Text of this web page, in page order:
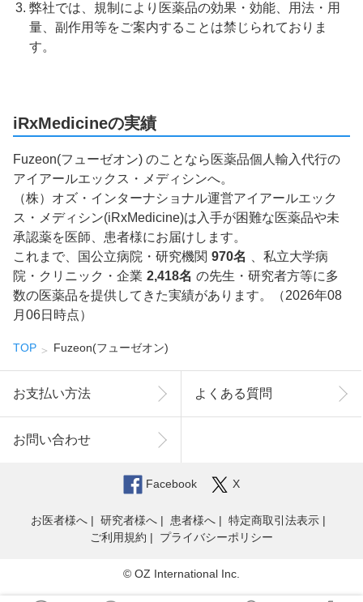
弊社では、規制により医薬品の効果・効能、用法・用
量、副作用等をご案内することは禁じられておりま
す。
iRxMedicineの実績
Fuzeon(フューゼオン) のことなら医薬品個人輸入代行の
アイアールエックス・メディシンへ。
（株）オズ・インターナショナル運営アイアールエック
ス・メディシン(iRxMedicine)は入手が困難な医薬品や未
承認薬を医師、患者様にお届けします。
これまで、国公立病院・研究機関 970名
、私立大学病
院・クリニック・企業 2,418名 の先生・研究者方等に多
数の医薬品を提供してきた実績があります。（2026年08
月06日時点）
TOP Fuzeon(フューゼオン)
お支払い方法 よくある質問
お問い合わせ
Facebook X
お医者様へ 研究者様へ 患者様へ
特定商取引法表示
ご利用規約
プライバシーポリシー
© OZ International Inc.